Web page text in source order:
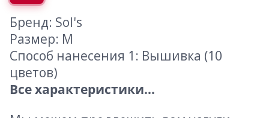
Бренд: Sol's
Размер: M
Способ нанесения 1: Вышивка (10
цветов)
Все характеристики...